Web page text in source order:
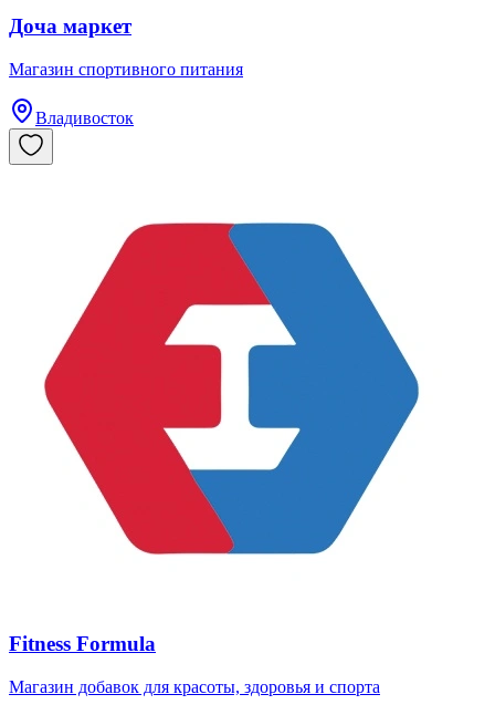
Доча маркет
​Магазин спортивного питания
Владивосток
Fitness Formula
​Магазин добавок для красоты, здоровья и спорта